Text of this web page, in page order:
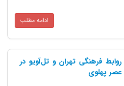
ادامه مطلب
روابط فرهنگی تهران و تل‌آویو در
عصر پهلوی